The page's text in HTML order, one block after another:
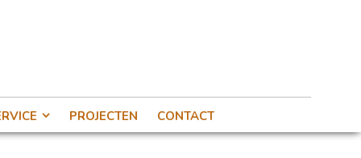
PROJECTEN CONTACT